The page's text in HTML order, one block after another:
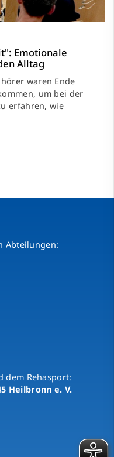
Emotionale
Alltag
waren Ende
um bei der
erfahren, wie
Abteilungen:
dem Rehasport:
Heilbronn e. V.